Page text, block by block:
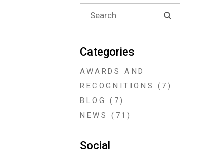
Search
for:
Categories
AWARDS AND
RECOGNITIONS
(7)
BLOG
(7)
NEWS
(71)
Social